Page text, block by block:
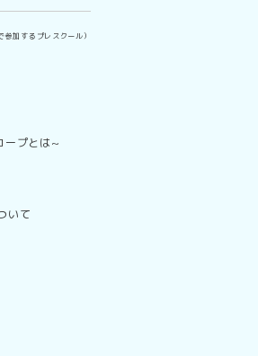
参加するプレスクール）
ープとは~
いて